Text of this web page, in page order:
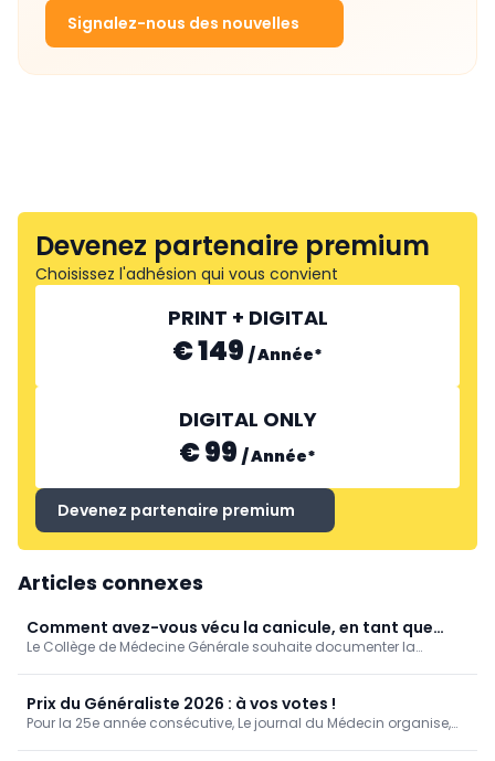
Signalez-nous des nouvelles
Devenez partenaire premium
Choisissez l'adhésion qui vous convient
PRINT + DIGITAL
€ 149 /Année*
DIGITAL ONLY
€ 99 /Année*
Devenez partenaire premium
Articles connexes
Comment avez-vous vécu la canicule, en tant que
médecin généraliste? [Enquête]
Le Collège de Médecine Générale souhaite documenter la
Prix du Généraliste 2026 : à vos votes !
Pour la 25e année consécutive, Le journal du Médecin organise,